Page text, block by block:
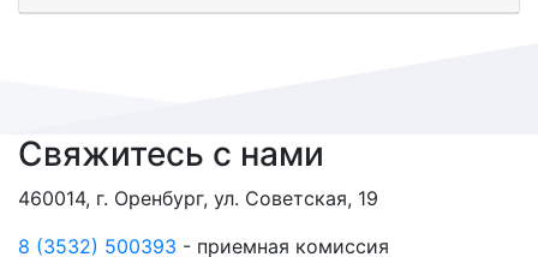
Свяжитесь с нами
460014, г. Оренбург, ул. Советская, 19
8 (3532) 500393 - приемная комиссия